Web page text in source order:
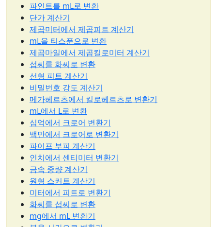
파인트를 mL로 변환
단가 계산기
제곱미터에서 제곱피트 계산기
mL을 티스푼으로 변환
제곱마일에서 제곱킬로미터 계산기
섭씨를 화씨로 변환
선형 피트 계산기
비밀번호 강도 계산기
메가헤르츠에서 킬로헤르츠로 변환기
mL에서 L로 변환
십억에서 크로어 변환기
백만에서 크로어로 변환기
파이프 부피 계산기
인치에서 센티미터 변환기
금속 중량 계산기
원형 스커트 계산기
미터에서 피트로 변환기
화씨를 섭씨로 변환
mg에서 mL 변환기